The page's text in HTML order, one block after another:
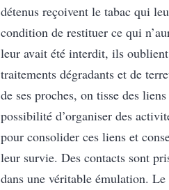
détenus reçoivent le tabac qui
condition de restituer ce qui
leur avait été interdit, ils
traitements dégradants et de
de ses proches, on tisse des
possibilité d’organiser des
pour consolider ces liens et
leur survie. Des contacts sont
dans une véritable émulation.